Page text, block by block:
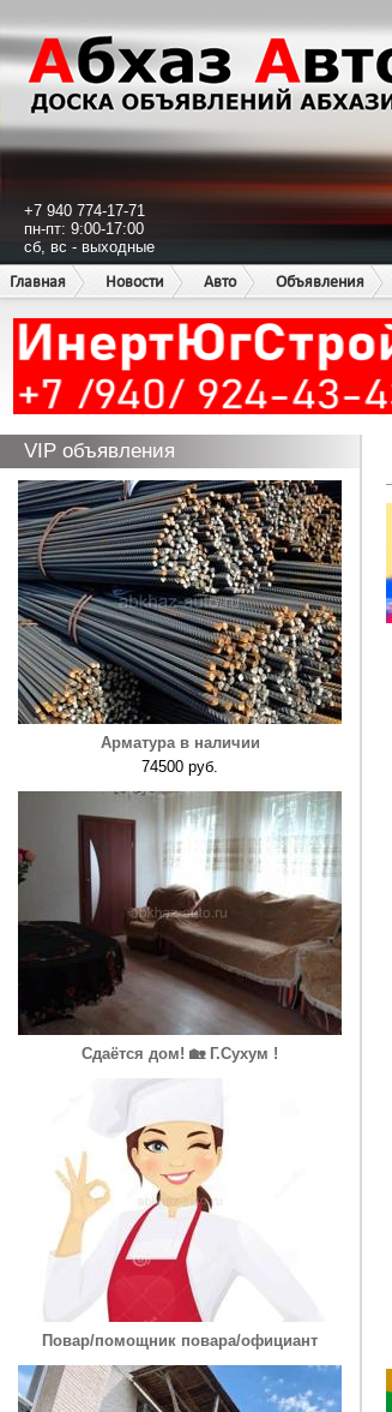
+7 940 774-17-71
пн-пт: 9:00-17:00
сб, вс - выходные
Главная
Новости Авто Объявления
VIP объявления
Арматура в наличии
74500 руб.
Сдаётся дом! 🏡 Г.Сухум !
Повар/помощник повара/официант